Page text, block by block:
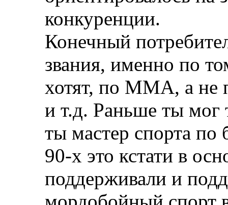
конкуренции.
Конечный
звания, именно по
хотят, по ММА, а не
и т.д. Раньше ты мог
ты мастер спорта по
90-х это кстати в
поддерживали и